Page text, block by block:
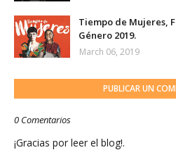
Tiempo de Mujeres,
Género 2019.
March 06, 2019
PUBLICAR UN
0 Comentarios
¡Gracias por leer el blog!.